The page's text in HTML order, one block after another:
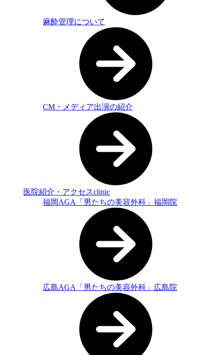
麻酔管理について
CM・メディア出演の紹介
医院紹介・アクセスclinic
福岡AGA「男たちの美容外科」福岡院
広島AGA「男たちの美容外科」広島院